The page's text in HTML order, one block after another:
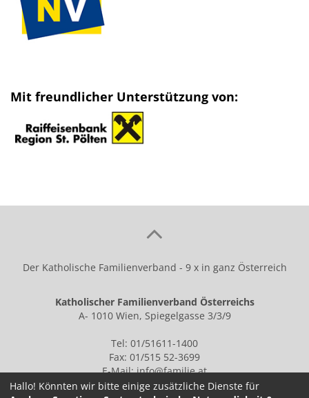
Mit freundlicher Unterstützung von:
Der Katholische Familienverband - 9 x in ganz Österreich
Katholischer Familienverband Österreichs
A- 1010 Wien, Spiegelgasse 3/3/9
Tel: 01/51611-1400
Fax: 01/515 52-3699
E-Mail:info@familie.at
Hallo! Könnten wir bitte einige zusätzliche Dienste für